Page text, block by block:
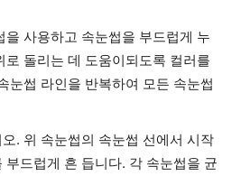
을 사용하고 속눈썹을 부드럽게 누
로 돌리는 데 도움이되도록 컬러를
눈썹 라인을 반복하여 모든 속눈썹
. 위 속눈썹의 속눈썹 선에서 시작
부드럽게 흔 듭니다. 각 속눈썹을 균